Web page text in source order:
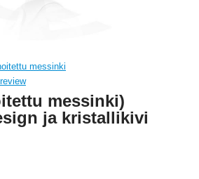
messinki
messinki)
ja kristallikivi